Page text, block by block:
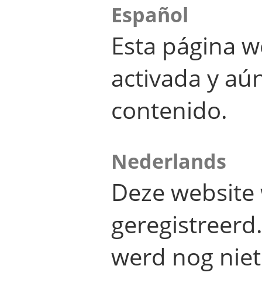
Español
Esta página
activada y
contenido.
Nederlands
Deze
werd nog